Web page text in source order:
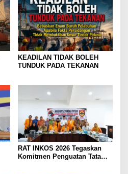
KEADILAN TIDAK BOLEH
TUNDUK PADA TEKANAN
RAT INKOS 2026 Tegaskan
Komitmen Penguatan Tata